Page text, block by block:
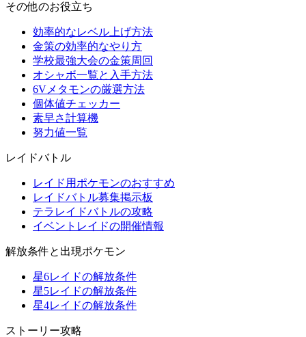
その他のお役立ち
効率的なレベル上げ方法
金策の効率的なやり方
学校最強大会の金策周回
オシャボ一覧と入手方法
6Vメタモンの厳選方法
個体値チェッカー
素早さ計算機
努力値一覧
レイドバトル
レイド用ポケモンのおすすめ
レイドバトル募集掲示板
テラレイドバトルの攻略
イベントレイドの開催情報
解放条件と出現ポケモン
星6レイドの解放条件
星5レイドの解放条件
星4レイドの解放条件
ストーリー攻略